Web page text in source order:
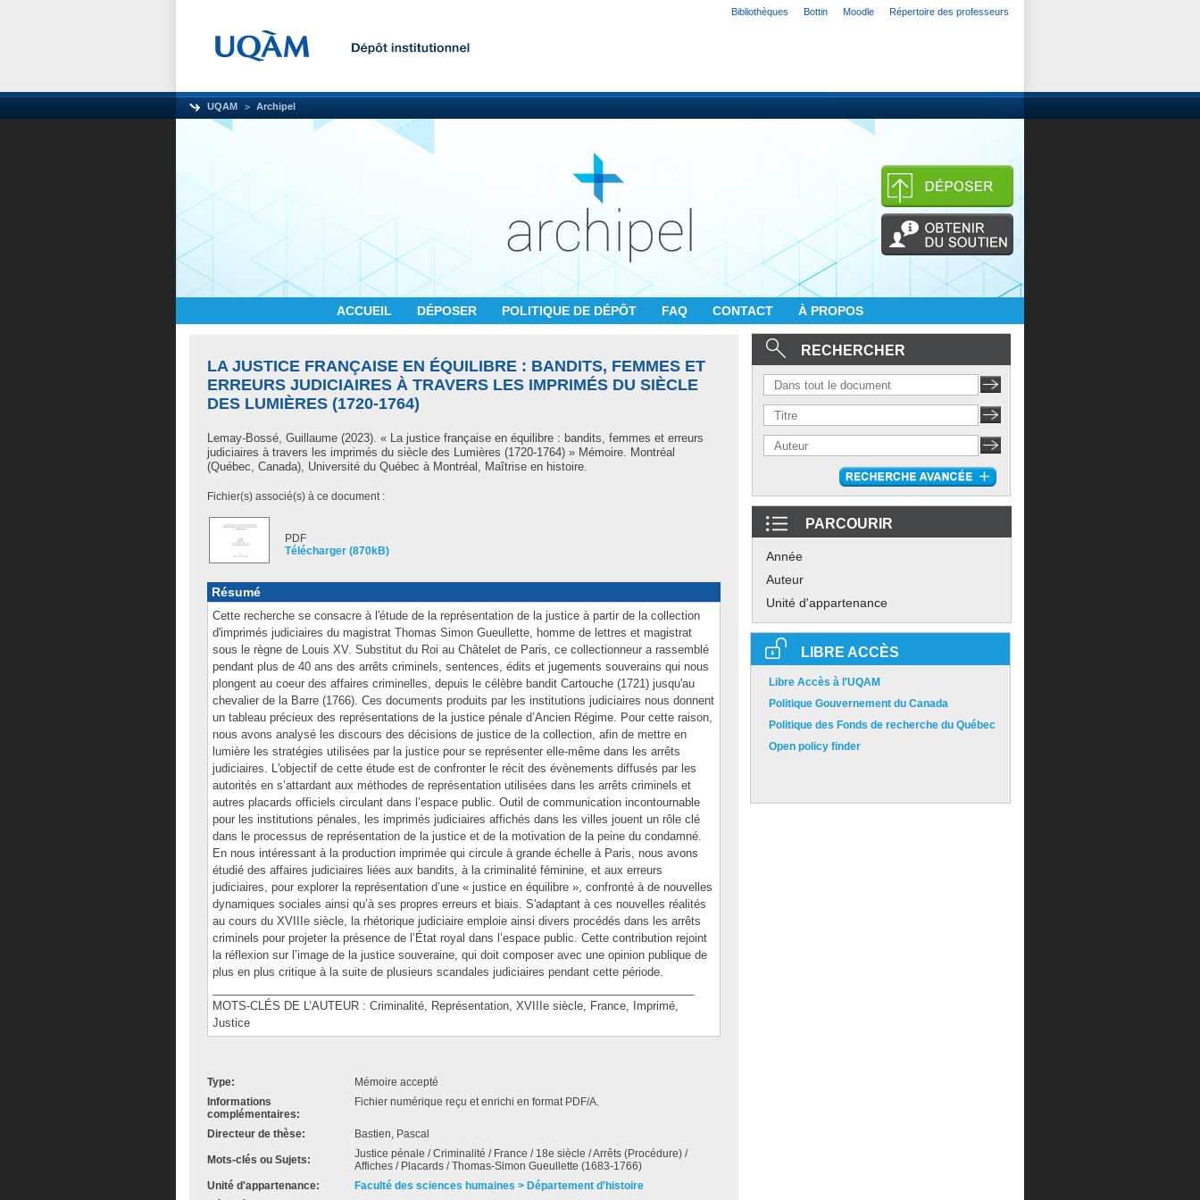
Bibliothèques Bottin Moodle Répertoire des professeurs
UQAM Archipel
ACCUEIL DÉPOSER POLITIQUE DE DÉPÔT FAQ CONTACT À PROPOS
LA JUSTICE FRANÇAISE EN ÉQUILIBRE : BANDITS, FEMMES ET
ERREURS JUDICIAIRES À TRAVERS LES IMPRIMÉS DU SIÈCLE
DES LUMIÈRES (1720-1764)
Lemay-Bossé, Guillaume (2023). « La justice française en équilibre : bandits, femmes et erreurs
judiciaires à travers les imprimés du siècle des Lumières (1720-1764) » Mémoire. Montréal
(Québec, Canada), Université du Québec à Montréal, Maîtrise en histoire.
Fichier(s) associé(s) à ce document :
PDF
Télécharger (870kB)
Résumé
Cette recherche se consacre à l'étude de la représentation de la justice à partir de la collection
d'imprimés judiciaires du magistrat Thomas Simon Gueullette, homme de lettres et magistrat
sous le règne de Louis XV. Substitut du Roi au Châtelet de Paris, ce collectionneur a rassemblé
pendant plus de 40 ans des arrêts criminels, sentences, édits et jugements souverains qui nous
plongent au coeur des affaires criminelles, depuis le célèbre bandit Cartouche (1721) jusqu'au
chevalier de la Barre (1766). Ces documents produits par les institutions judiciaires nous donnent
un tableau précieux des représentations de la justice pénale d’Ancien Régime. Pour cette raison,
nous avons analysé les discours des décisions de justice de la collection, afin de mettre en
lumière les stratégies utilisées par la justice pour se représenter elle-même dans les arrêts
judiciaires. L'objectif de cette étude est de confronter le récit des évènements diffusés par les
autorités en s’attardant aux méthodes de représentation utilisées dans les arrêts criminels et
autres placards officiels circulant dans l’espace public. Outil de communication incontournable
pour les institutions pénales, les imprimés judiciaires affichés dans les villes jouent un rôle clé
dans le processus de représentation de la justice et de la motivation de la peine du condamné.
En nous intéressant à la production imprimée qui circule à grande échelle à Paris, nous avons
étudié des affaires judiciaires liées aux bandits, à la criminalité féminine, et aux erreurs
judiciaires, pour explorer la représentation d’une « justice en équilibre », confronté à de nouvelles
dynamiques sociales ainsi qu’à ses propres erreurs et biais. S'adaptant à ces nouvelles réalités
au cours du XVIIIe siècle, la rhétorique judiciaire emploie ainsi divers procédés dans les arrêts
criminels pour projeter la présence de l’État royal dans l’espace public. Cette contribution rejoint
la réflexion sur l’image de la justice souveraine, qui doit composer avec une opinion publique de
plus en plus critique à la suite de plusieurs scandales judiciaires pendant cette période.
MOTS-CLÉS DE L’AUTEUR : Criminalité, Représentation, XVIIIe siècle, France, Imprimé,
Justice
Type:
Mémoire accepté
Informations
complémentaires:
Fichier numérique reçu et enrichi en format PDF/A.
Directeur de thèse: Bastien, Pascal
Mots-clés ou Sujets:
Justice pénale / Criminalité / France / 18e siècle / Arrêts (Procédure) /
Affiches / Placards / Thomas-Simon Gueullette (1683-1766)
Unité d'appartenance:
Faculté des sciences humaines > Département d'histoire
RECHERCHER
PARCOURIR
Année
Auteur
Unité d'appartenance
LIBRE ACCÈS
Libre Accès à l'UQAM
Politique Gouvernement du Canada
Politique des Fonds de recherche du Québec
Open policy finder